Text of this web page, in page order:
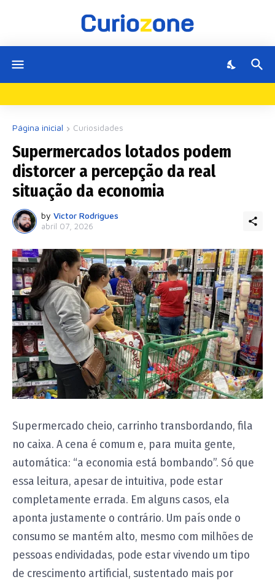
Página inicial Curiosidades
Supermercados lotados podem
distorcer a percepção da real
situação da economia
by Victor Rodrigues
abril 07, 2026
Supermercado cheio, carrinho transbordando, fila
no caixa. A cena é comum e, para muita gente,
automática: “a economia está bombando”. Só que
essa leitura, apesar de intuitiva, pode estar
completamente errada. Em alguns casos, ela
aponta justamente o contrário. Um país onde o
consumo se mantém alto, mesmo com milhões de
pessoas endividadas, pode estar vivendo um tipo
de crescimento artificial, sustentado mais por